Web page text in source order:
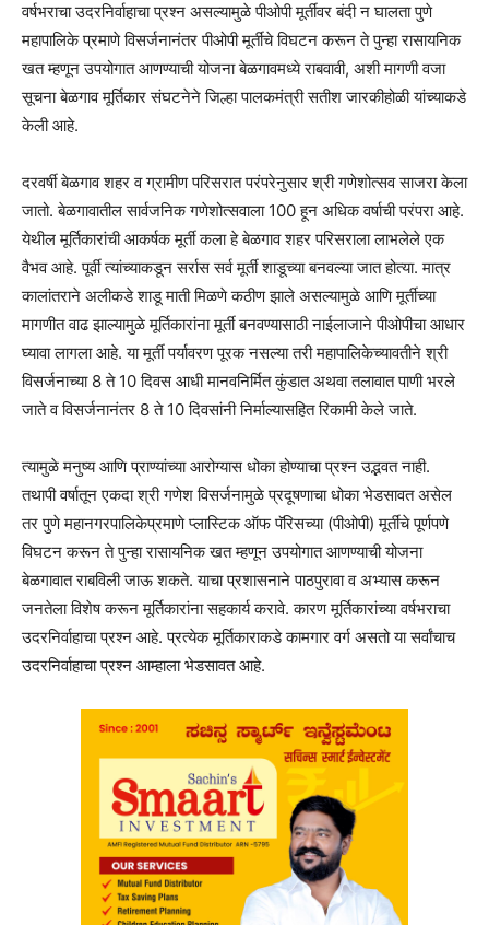
वर्षभराचा उदरनिर्वाहाचा प्रश्न असल्यामुळे पीओपी मूर्तींवर बंदी न घालता पुणे
महापालिके प्रमाणे विसर्जनानंतर पीओपी मूर्तींचे विघटन करून ते पुन्हा रासायनिक
खत म्हणून उपयोगात आणण्याची योजना बेळगावमध्ये राबवावी, अशी मागणी वजा
सूचना बेळगाव मूर्तिकार संघटनेने जिल्हा पालकमंत्री सतीश जारकीहोळी यांच्याकडे
केली आहे.
दरवर्षी बेळगाव शहर व ग्रामीण परिसरात परंपरेनुसार श्री गणेशोत्सव साजरा केला
जातो. बेळगावातील सार्वजनिक गणेशोत्सवाला 100 हून अधिक वर्षाची परंपरा आहे.
येथील मूर्तिकारांची आकर्षक मूर्ती कला हे बेळगाव शहर परिसराला लाभलेले एक
वैभव आहे. पूर्वी त्यांच्याकडून सर्रास सर्व मूर्ती शाडूच्या बनवल्या जात होत्या. मात्र
कालांतराने अलीकडे शाडू माती मिळणे कठीण झाले असल्यामुळे आणि मूर्तीच्या
मागणीत वाढ झाल्यामुळे मूर्तिकारांना मूर्ती बनवण्यासाठी नाईलाजाने पीओपीचा आधार
घ्यावा लागला आहे. या मूर्ती पर्यावरण पूरक नसल्या तरी महापालिकेच्यावतीने श्री
विसर्जनाच्या 8 ते 10 दिवस आधी मानवनिर्मित कुंडात अथवा तलावात पाणी भरले
जाते व विसर्जनानंतर 8 ते 10 दिवसांनी निर्माल्यासहित रिकामी केले जाते.
त्यामुळे मनुष्य आणि प्राण्यांच्या आरोग्यास धोका होण्याचा प्रश्न उद्भवत नाही.
तथापी वर्षातून एकदा श्री गणेश विसर्जनामुळे प्रदूषणाचा धोका भेडसावत असेल
तर पुणे महानगरपालिकेप्रमाणे प्लास्टिक ऑफ पॅरिसच्या (पीओपी) मूर्तींचे पूर्णपणे
विघटन करून ते पुन्हा रासायनिक खत म्हणून उपयोगात आणण्याची योजना
बेळगावात राबविली जाऊ शकते. याचा प्रशासनाने पाठपुरावा व अभ्यास करून
जनतेला विशेष करून मूर्तिकारांना सहकार्य करावे. कारण मूर्तिकारांच्या वर्षभराचा
उदरनिर्वाहाचा प्रश्न आहे. प्रत्येक मूर्तिकाराकडे कामगार वर्ग असतो या सर्वांचाच
उदरनिर्वाहाचा प्रश्न आम्हाला भेडसावत आहे.